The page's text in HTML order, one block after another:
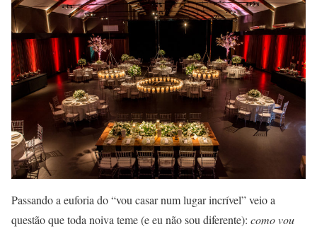
Passando a euforia do “vou casar num lugar incrível” veio a
questão que toda noiva teme (e eu não sou diferente): como vou